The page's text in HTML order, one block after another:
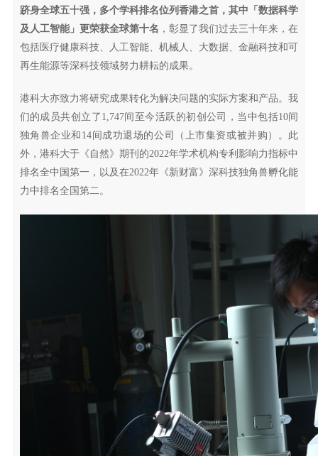
跻身全球五十强，多个学科排名位列香港之首，其中「数据科学
及人工智能」更荣获全球第十名 ，彰显了我们过去三十年来，在
包括医疗健康科技、人工智能、机械人、大数据、金融科技和可
再生能源等深科技领域努力耕耘的成果。
港科大亦致力将研究成果转化为解决问题的实际方案和产品。我
们的成员共创立了1,747间至今活跃的初创公司，当中包括10间
独角兽企业和14间成功退场的公司（上市集资或被并购）。此
外，港科大于《自然》期刊的2022年学术机构专利影响力指标中
排名全中国第一，以及在2022年《新财富》深科技独角兽孵化能
力中排名全国第二。